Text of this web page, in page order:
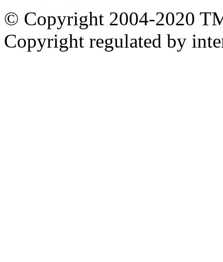
© Copyright 2004-2020
Copyright regulated by